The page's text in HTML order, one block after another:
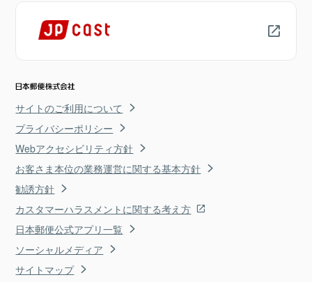
サイトのご利用について
プライバシーポリシー
Webアクセシビリティ方針
お客さま本位の業務運営に関する基本方針
勧誘方針
カスタマーハラスメントに関する考え方
日本郵便公式アプリ一覧
ソーシャルメディア
サイトマップ